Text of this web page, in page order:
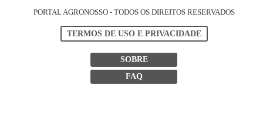
PORTAL AGRONOSSO - TODOS OS DIREITOS RESERVADOS
TERMOS DE USO E PRIVACIDADE
SOBRE
FAQ